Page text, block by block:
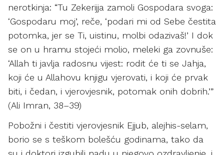
nerotkinja: “Tu Zekerijja zamoli Gospodara svoga:
‘Gospodaru moj’, reče, ‘podari mi od Sebe čestita
potomka, jer se Ti, uistinu, molbi odazivaš!’ I dok
se on u hramu stojeći molio, meleki ga zovnuše:
‘Allah ti javlja radosnu vijest: rodit će ti se Jahja,
koji će u Allahovu knjigu vjerovati, i koji će prvak
biti, i čedan, i vjerovjesnik, potomak onih dobrih.’”
(Ali Imran, 38–39)
Pobožni i čestiti vjerovjesnik Ejjub, alejhis-selam,
borio se s teškom bolešću godinama, tako da